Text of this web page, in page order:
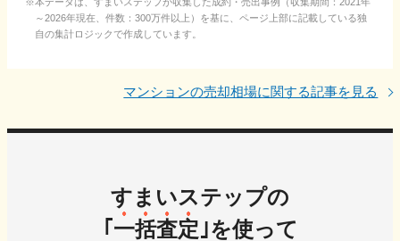
本データは、すまいステップが収集した成約・売出事例（収集期間：2021年
～2026年現在、件数：300万件以上）を基に、ページ上部に記載している独
自の集計ロジックで作成しています。
マンションの売却相場に関する記事を見る
すまいステップの
｢ 一括査定｣を使って